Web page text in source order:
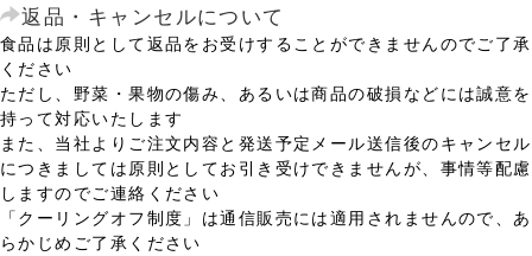
返品・キャンセルについて
食品は原則として返品をお受けすることができませんのでご了承
ください
ただし、野菜・果物の傷み、あるいは商品の破損などには誠意を
持って対応いたします
また、当社よりご注文内容と発送予定メール送信後のキャンセル
につきましては原則としてお引き受けできませんが、事情等配慮
しますのでご連絡ください
「クーリングオフ制度」は通信販売には適用されませんので、あ
らかじめご了承ください